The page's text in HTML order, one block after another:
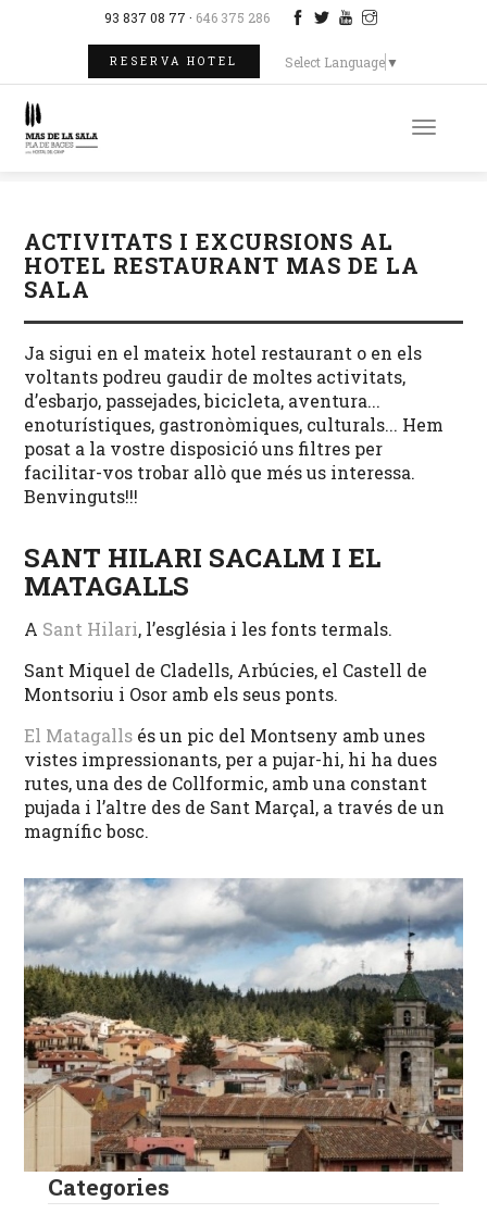
93 837 08 77 · 646 375 286
RESERVA HOTEL Select Language▼
Toggle
ACTIVITATS I EXCURSIONS AL
HOTEL RESTAURANT MAS DE LA
SALA
Categories
Ja sigui en el mateix hotel restaurant o en els
voltants podreu gaudir de moltes activitats,
d’esbarjo, passejades, bicicleta, aventura...
enoturístiques, gastronòmiques, culturals... Hem
posat a la vostre disposició uns filtres per
facilitar-vos trobar allò que més us interessa.
Benvinguts!!!
SANT HILARI SACALM I EL
MATAGALLS
A Sant Hilari, l’església i les fonts termals.
Sant Miquel de Cladells, Arbúcies, el Castell de
Montsoriu i Osor amb els seus ponts.
El Matagalls és un pic del Montseny amb unes
vistes impressionants, per a pujar-hi, hi ha dues
rutes, una des de Collformic, amb una constant
pujada i l’altre des de Sant Marçal, a través de un
magnífic bosc.